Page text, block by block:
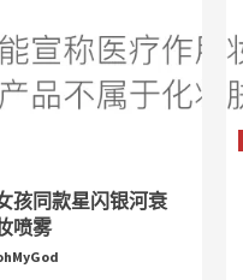
孩同款星闪银河衰
喷雾